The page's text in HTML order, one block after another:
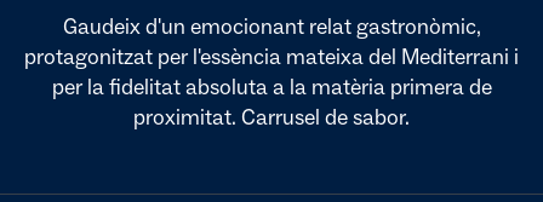
Gaudeix d'un emocionant relat gastronòmic,
protagonitzat per l'essència mateixa del Mediterrani i
per la fidelitat absoluta a la matèria primera de
proximitat. Carrusel de sabor.